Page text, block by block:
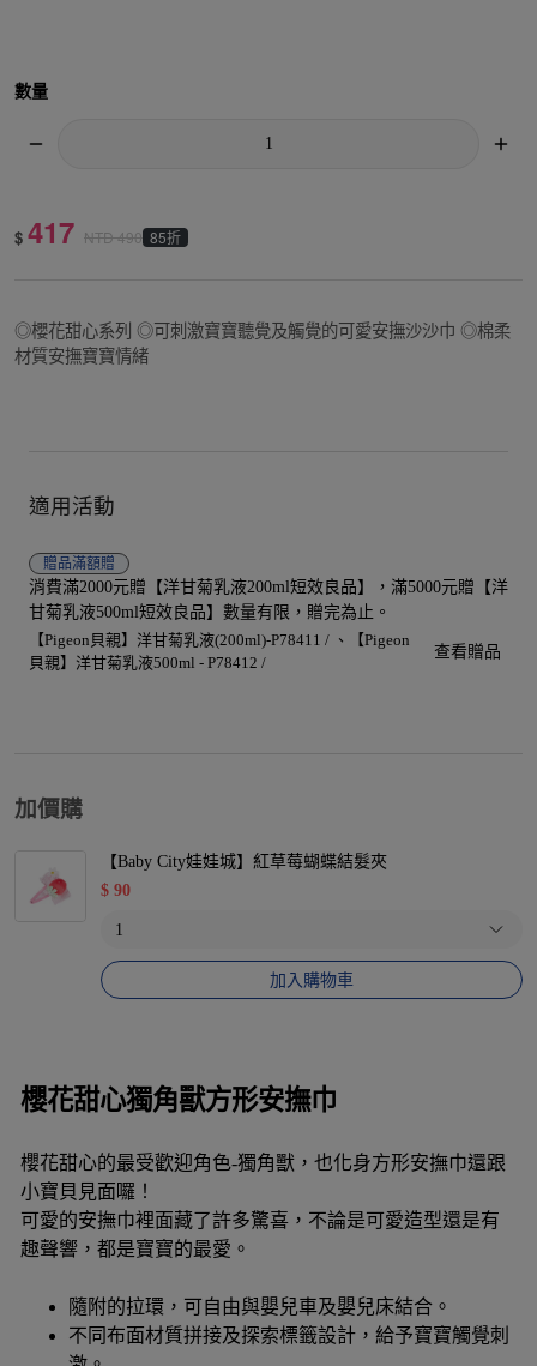
數量
$ 417 NTD490 85折
◎櫻花甜心系列 ◎可刺激寶寶聽覺及觸覺的可愛安撫沙沙巾 ◎棉柔
材質安撫寶寶情緒
適用活動
贈品滿額贈
消費滿2000元贈【洋甘菊乳液200ml短效良品】，滿5000元贈【洋
甘菊乳液500ml短效良品】數量有限，贈完為止。
【Pigeon貝親】洋甘菊乳液(200ml)-P78411 /
【Pigeon
貝親】洋甘菊乳液500ml - P78412 /
查看贈品
加價購
【Baby City娃娃城】紅草莓蝴蝶結髮夾
$ 90
加入購物車
櫻花甜心獨角獸方形安撫巾
櫻花甜心的最受歡迎角色-獨角獸，也化身方形安撫巾還跟
小寶貝見面囉！
可愛的安撫巾裡面藏了許多驚喜，不論是可愛造型還是有
趣聲響，都是寶寶的最愛。
隨附的拉環，可自由與嬰兒車及嬰兒床結合。
不同布面材質拼接及探索標籤設計，給予寶寶觸覺刺